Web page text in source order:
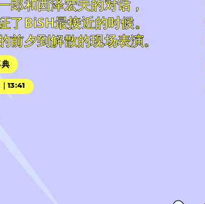
郎和西泽宏夫的对话，
了BiSH最接近的时候。
前夕到解散的现场表演。
13:41